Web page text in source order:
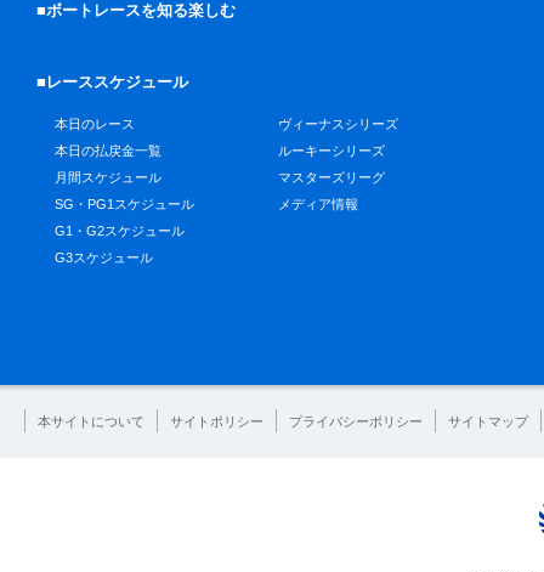
■ボートレースを知る楽しむ
■レーススケジュール
本日のレース
本日の払戻金一覧
月間スケジュール
SG・PG1スケジュール
G1・G2スケジュール
G3スケジュール
ヴィーナスシリーズ
ルーキーシリーズ
マスターズリーグ
メディア情報
本サイトについて サイトポリシー プライバシーポリシー サイトマップ